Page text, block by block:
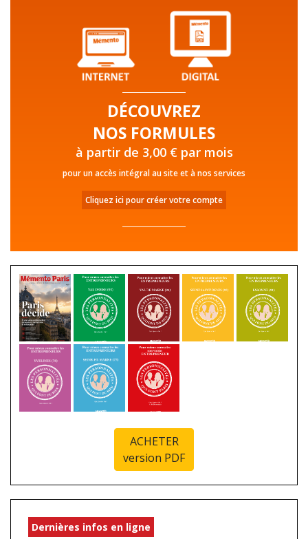
DÉCOUVREZ
NOS FORMULES
à partir de 3,00 € par mois
pour un accès intégral au site et à nos services
Cliquez ici pour créer votre compte
ACHETER
version PDF
Dernières infos en ligne